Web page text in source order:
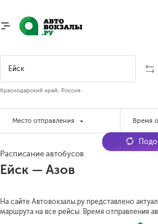
Краснодарский край, Россия
Место отправления Время
Расписание автобусов
Ейск — Азов
На сайте Автовокзалы.ру представлено
маршрута на все рейсы. Время отправления